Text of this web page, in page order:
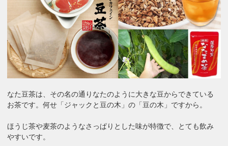
なた豆茶は、その名の通りなたのように大きな豆からできている
お茶です。何せ「ジャックと豆の木」の「豆の木」ですから。
ほうじ茶や麦茶のようなさっぱりとした味が特徴で、とても飲み
やすいです。